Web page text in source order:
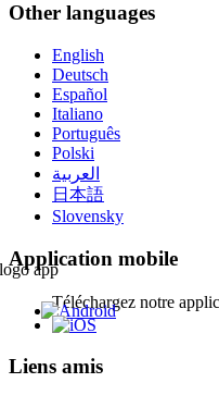
Other languages
English
Deutsch
Español
Italiano
Português
Polski
العربية
日本語
Slovensky
Application mobile
Téléchargez notre
Liens amis